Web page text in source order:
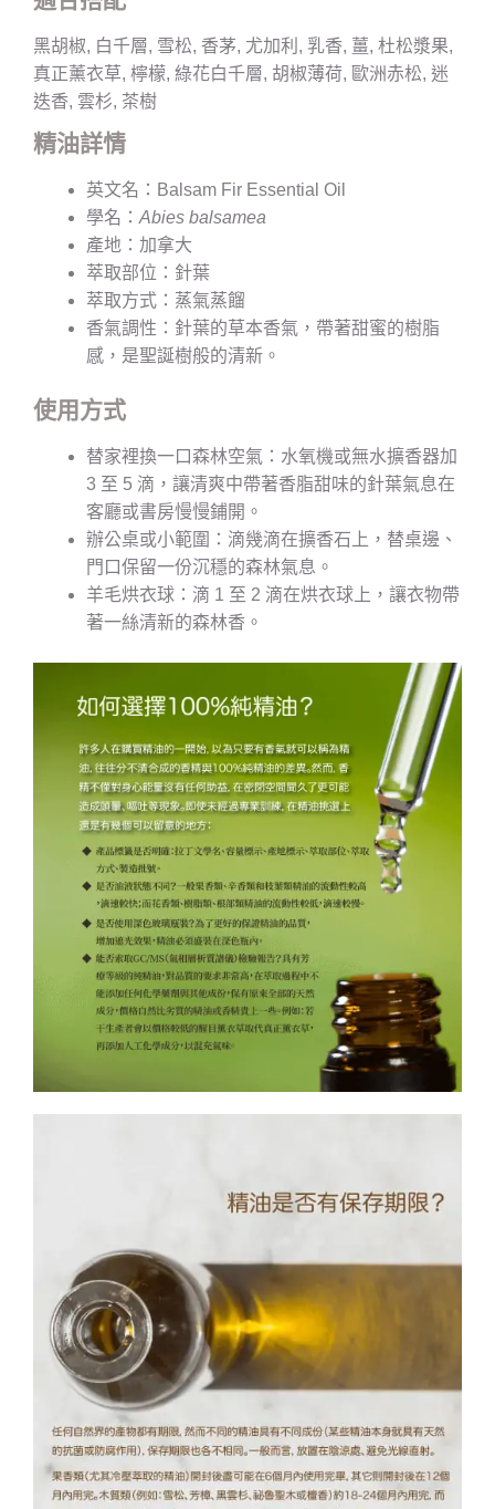
黑胡椒, 白千層, 雪松, 香茅, 尤加利, 乳香, 薑, 杜松漿果,
真正薰衣草, 檸檬, 綠花白千層, 胡椒薄荷, 歐洲赤松, 迷
迭香, 雲杉, 茶樹
精油詳情
英文名：Balsam Fir Essential Oil
學名： Abies balsamea
產地：加拿大
萃取部位：針葉
萃取方式：蒸氣蒸餾
香氣調性：針葉的草本香氣，帶著甜蜜的樹脂
感，是聖誕樹般的清新。
使用方式
替家裡換一口森林空氣：水氧機或無水擴香器加
3 至 5 滴，讓清爽中帶著香脂甜味的針葉氣息在
客廳或書房慢慢鋪開。
辦公桌或小範圍：滴幾滴在擴香石上，替桌邊、
門口保留一份沉穩的森林氣息。
羊毛烘衣球：滴 1 至 2 滴在烘衣球上，讓衣物帶
著一絲清新的森林香。